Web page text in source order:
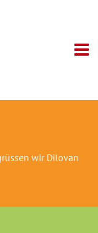
wir Dilovan